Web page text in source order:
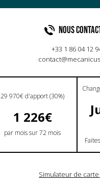
dynamique.
NOUS
+33 1 86 04 12
29 970€ d'apport (30%)
1 226€
par mois sur 72 mois
Simulateur de carte